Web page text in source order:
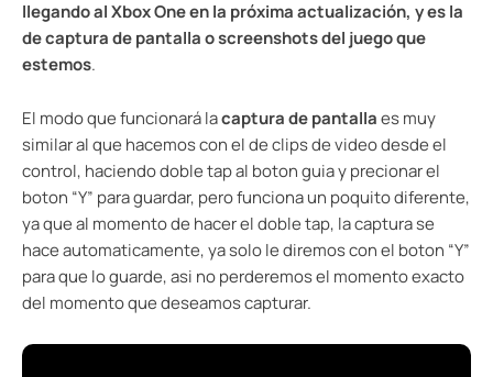
llegando al Xbox One en la próxima actualización, y es la
de captura de pantalla o screenshots del juego que
estemos.
El modo que funcionará lacaptura de pantallaes muy
similar al que hacemos con el de clips de video desde el
control, haciendo doble tap al boton guia y precionar el
boton “Y” para guardar, pero funciona un poquito diferente,
ya que al momento de hacer el doble tap, la captura se
hace automaticamente, ya solo le diremos con el boton “Y”
para que lo guarde, asi no perderemos el momento exacto
del momento que deseamos capturar.